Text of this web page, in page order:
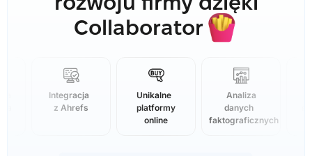
Collaborator 🍟
Integracja
z Ahrefs
Unikalne
platformy
online
Analiza
danych
faktograficznych